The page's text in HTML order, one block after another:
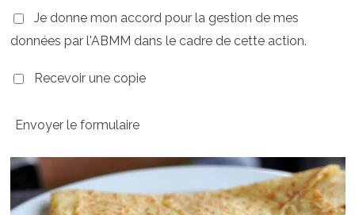
Je donne mon accord pour la gestion de mes
données par l'ABMM dans le cadre de cette action.
Recevoir une copie
Envoyer le formulaire